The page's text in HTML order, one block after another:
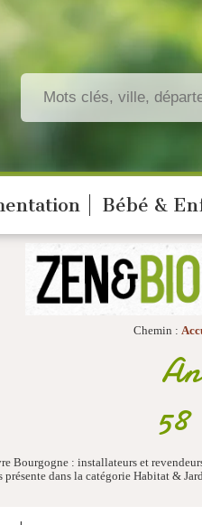
Bébé &
Chemin :
Bourgogne : installateurs et
présente dans la catégorie Habitat &